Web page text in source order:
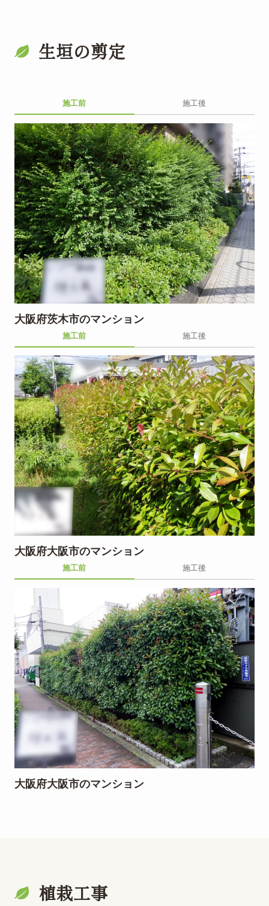
生垣の剪定
施工前 施工後
大阪府茨木市のマンション
施工前 施工後
大阪府大阪市のマンション
施工前 施工後
大阪府大阪市のマンション
植栽工事